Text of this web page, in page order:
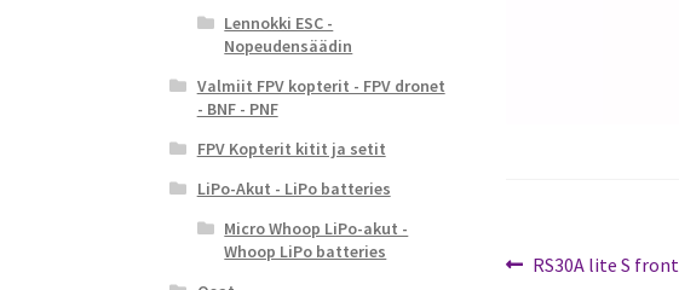
Artikkelien
Edellinen
RS30A lite S front
Lennokki ESC -
Nopeudensäädin
Valmiit FPV kopterit - FPV dronet
- BNF - PNF
FPV Kopterit kitit ja setit
LiPo-Akut - LiPo batteries
Micro Whoop LiPo-akut -
Whoop LiPo batteries